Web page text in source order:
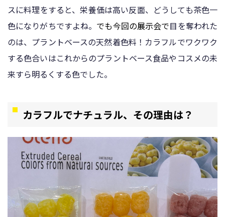
スに料理をすると、栄養価は高い反面、どうしても茶色一
色になりがちですよね。 でも今回の展示会で目を奪われた
のは、プラントベースの天然着色料！カラフルでワクワク
する色合いはこれからのプラントベース食品やコスメの未
来すら明るくする色でした。
カラフルでナチュラル、その理由は？